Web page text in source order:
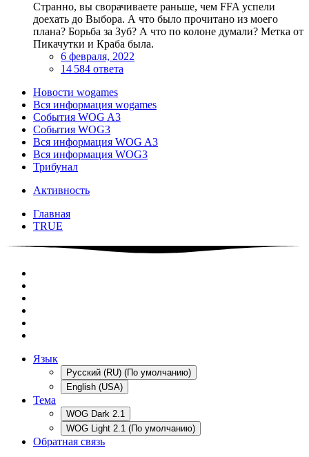
Странно, вы сворачиваете раньше, чем FFA успели
доехать до Выбора. А что было прочитано из моего
плана? Борьба за Зуб? А что по колоне думали? Метка от
Пикачутки и Краба была.
6 февраля, 2022
14 584 ответа
Новости wogames
Вся информация wogames
События WOG A3
События WOG3
Вся информация WOG A3
Вся информация WOG3
Трибунал
Активность
Главная
TRUE
Язык
Русский (RU) (По умолчанию)
English (USA)
Тема
WOG Dark 2.1
WOG Light 2.1 (По умолчанию)
Обратная связь